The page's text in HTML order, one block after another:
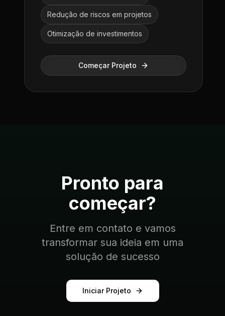
Redução de riscos em projetos
Otimização de investimentos
Começar Projeto
Pronto para
começar?
Entre em contato e vamos
transformar sua ideia em uma
solução de sucesso
Iniciar Projeto